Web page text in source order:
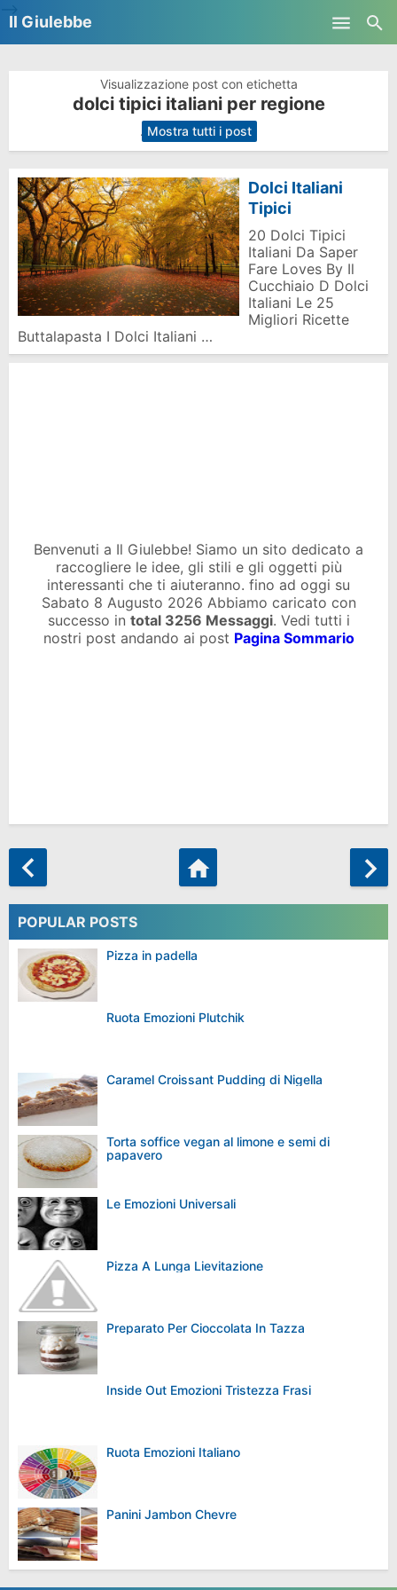
Il Giulebbe
Visualizzazione post con etichetta
dolci tipici italiani per regione
. Mostra tutti i post
Dolci Italiani
Tipici
20 Dolci Tipici
Italiani Da Saper
Fare Loves By Il
Cucchiaio D Dolci
Italiani Le 25
Migliori Ricette
Buttalapasta I Dolci Italiani …
Benvenuti a Il Giulebbe! Siamo un sito dedicato a
raccogliere le idee, gli stili e gli oggetti più
interessanti che ti aiuteranno. fino ad oggi su
Sabato 8 Augusto 2026 Abbiamo caricato con
successo in total 3256 Messaggi. Vedi tutti i
nostri post andando ai post Pagina Sommario
POPULAR POSTS
Pizza in padella
Ruota Emozioni Plutchik
Caramel Croissant Pudding di Nigella
Torta soffice vegan al limone e semi di
papavero
Le Emozioni Universali
Pizza A Lunga Lievitazione
Preparato Per Cioccolata In Tazza
Inside Out Emozioni Tristezza Frasi
Ruota Emozioni Italiano
Panini Jambon Chevre